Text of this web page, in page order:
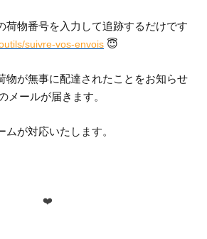
荷物番号を入力して追跡するだけです
suivre-vos-envois 😇
物が無事に配達されたことをお知らせ
ールが届きます。
が対応いたします。
❤️